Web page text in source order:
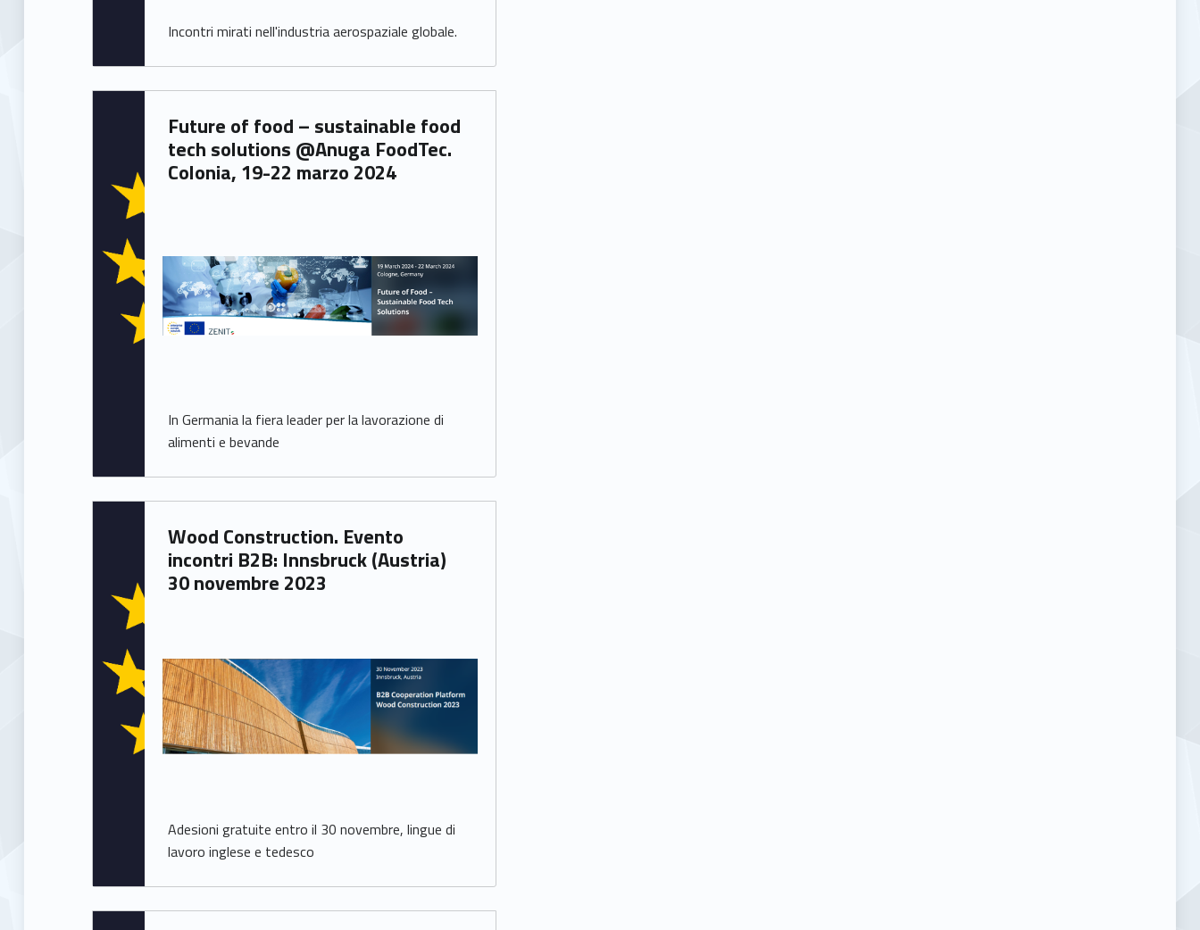
Incontri mirati nell'industria aerospaziale globale.
Future of food – sustainable food
tech solutions @Anuga FoodTec.
Colonia, 19-22 marzo 2024
In Germania la fiera leader per la lavorazione di
alimenti e bevande
Wood Construction. Evento
incontri B2B: Innsbruck (Austria)
30 novembre 2023
Adesioni gratuite entro il 30 novembre, lingue di
lavoro inglese e tedesco